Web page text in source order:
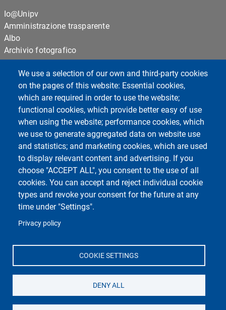
We use a selection of our own and third-party cookies
on the pages of this website: Essential cookies,
which are required in order to use the website;
functional cookies, which provide better easy of use
when using the website; performance cookies, which
we use to generate aggregated data on website use
and statistics; and marketing cookies, which are used
to display relevant content and advertising. If you
choose "ACCEPT ALL", you consent to the use of all
cookies. You can accept and reject individual cookie
types and revoke your consent for the future at any
time under "Settings".
Privacy policy
COOKIE SETTINGS
DENY ALL
Io@Unipv
Amministrazione trasparente
Albo
Archivio fotografico
Social di Ateneo
Centro Orientamento Universitario
Biblioteche
I Musei dell'Università
Centro Manoscritti
Pavia University Press
Fondazione Alma Mater Ticinensis
Centro Universitario Sportivo - CUS Pavia
Cookie settings
Privacy